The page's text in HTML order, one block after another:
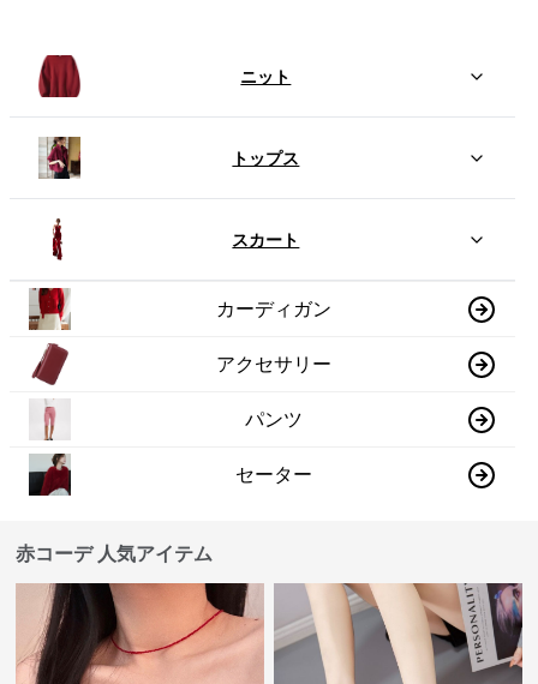
ニット
トップス
スカート
カーディガン
アクセサリー
パンツ
セーター
赤コーデ 人気アイテム